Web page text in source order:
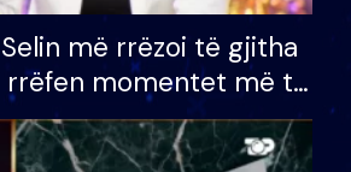
më rrëzoi të gjitha
rrëfen momentet më të
e BB VIP: Do më
e mëngjesit kur…